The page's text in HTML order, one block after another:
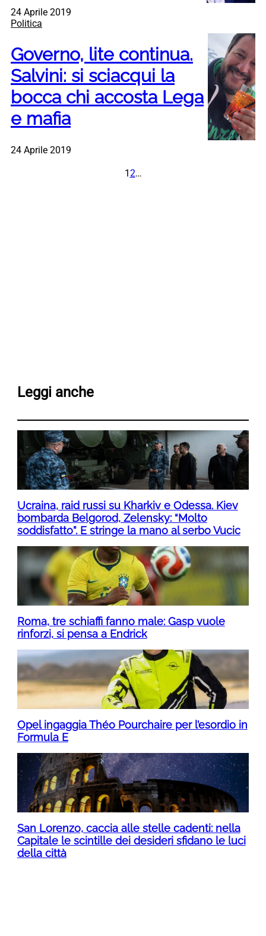
24 Aprile 2019
Politica
Governo, lite continua.
Salvini: si sciacqui la
bocca chi accosta Lega
e mafia
24 Aprile 2019
1 2…
Leggi anche
Ucraina, raid russi su Kharkiv e Odessa. Kiev
bombarda Belgorod, Zelensky: “Molto
soddisfatto”. E stringe la mano al serbo Vucic
Roma, tre schiaffi fanno male: Gasp vuole
rinforzi, si pensa a Endrick
Opel ingaggia Théo Pourchaire per l’esordio in
Formula E
San Lorenzo, caccia alle stelle cadenti: nella
Capitale le scintille dei desideri sfidano le luci
della città